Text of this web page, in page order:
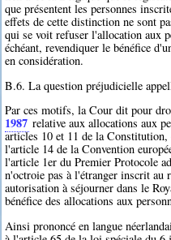
que présentent les personnes
effets de cette distinction ne sont
qui se voit refuser l'allocation aux
échéant, revendiquer le bénéfice
en considération.
B.6. La question préjudicielle
Par ces motifs, la Cour dit pour
1987 relative aux allocations aux
articles 10 et 11 de la Constitution,
l'article 14 de la Convention
l'article 1er du Premier Protocole
n'octroie pas à l'étranger inscrit au
autorisation à séjourner dans le
bénéfice des allocations aux
Ainsi prononcé en langue